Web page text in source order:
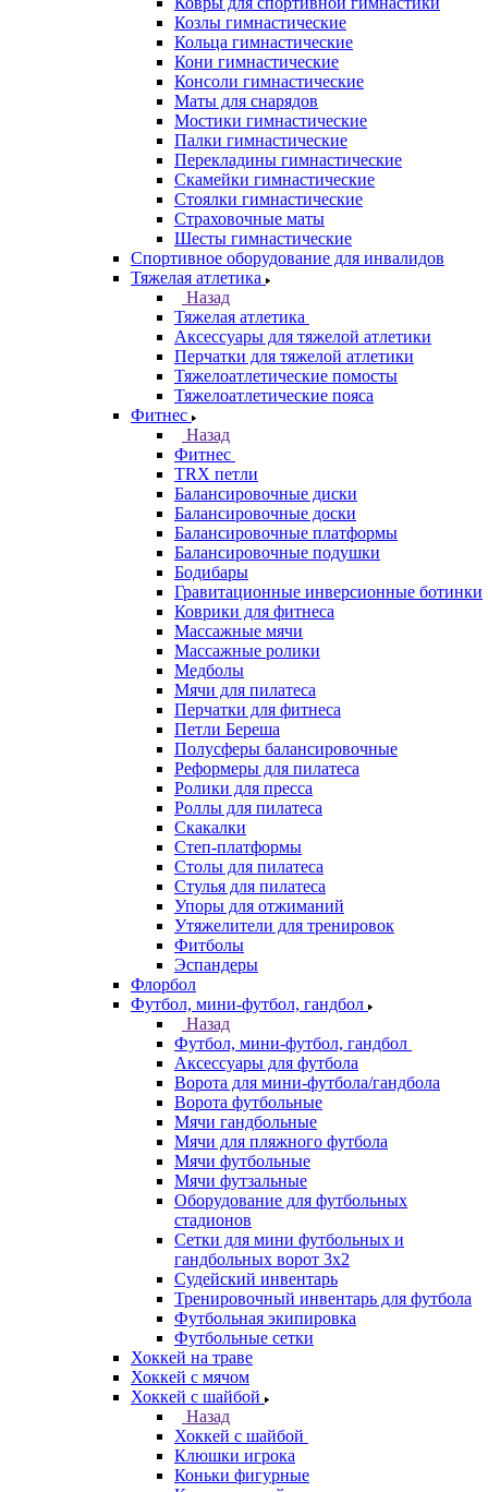
Козлы гимнастические
Кольца гимнастические
Кони гимнастические
Консоли гимнастические
Маты для снарядов
Мостики гимнастические
Палки гимнастические
Перекладины гимнастические
Скамейки гимнастические
Стоялки гимнастические
Страховочные маты
Шесты гимнастические
Спортивное оборудование для инвалидов
Тяжелая атлетика
Назад
Тяжелая атлетика
Аксессуары для тяжелой атлетики
Перчатки для тяжелой атлетики
Тяжелоатлетические помосты
Тяжелоатлетические пояса
Фитнес
Назад
Фитнес
TRX петли
Балансировочные диски
Балансировочные доски
Балансировочные платформы
Балансировочные подушки
Бодибары
Гравитационные инверсионные ботинки
Коврики для фитнеса
Массажные мячи
Массажные ролики
Медболы
Мячи для пилатеса
Перчатки для фитнеса
Петли Береша
Полусферы балансировочные
Реформеры для пилатеса
Ролики для пресса
Роллы для пилатеса
Скакалки
Степ-платформы
Столы для пилатеса
Стулья для пилатеса
Упоры для отжиманий
Утяжелители для тренировок
Фитболы
Эспандеры
Флорбол
Футбол, мини-футбол, гандбол
Назад
Футбол, мини-футбол, гандбол
Аксессуары для футбола
Ворота для мини-футбола/гандбола
Ворота футбольные
Мячи гандбольные
Мячи для пляжного футбола
Мячи футбольные
Мячи футзальные
Оборудование для футбольных
стадионов
Сетки для мини футбольных и
гандбольных ворот 3х2
Судейский инвентарь
Тренировочный инвентарь для футбола
Футбольная экипировка
Футбольные сетки
Хоккей на траве
Хоккей с мячом
Хоккей с шайбой
Назад
Хоккей с шайбой
Клюшки игрока
Коньки фигурные